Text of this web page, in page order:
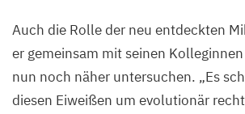
Mikroproteins
innerhalb
der
Zellen
Auch die Rolle der neu entdeckten
er gemeinsam mit seinen
nun noch näher untersuchen. „Es
diesen Eiweißen um evolutionär